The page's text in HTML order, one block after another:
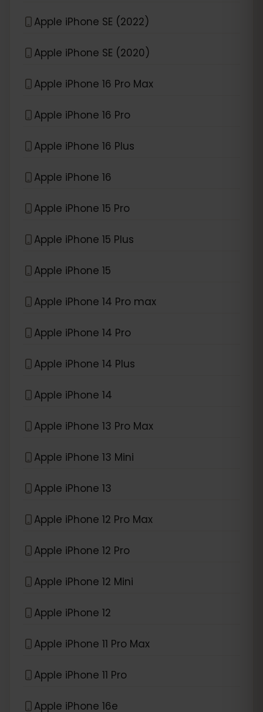
Apple iPhone SE (2022)
Apple iPhone SE (2020)
Apple iPhone 16 Pro Max
Apple iPhone 16 Pro
Apple iPhone 16 Plus
Apple iPhone 16
Apple iPhone 15 Pro
Apple iPhone 15 Plus
Apple iPhone 15
Apple iPhone 14 Pro max
Apple iPhone 14 Pro
Apple iPhone 14 Plus
Apple iPhone 14
Apple iPhone 13 Pro Max
Apple iPhone 13 Mini
Apple iPhone 13
Apple iPhone 12 Pro Max
Apple iPhone 12 Pro
Apple iPhone 12 Mini
Apple iPhone 12
Apple iPhone 11 Pro Max
Apple iPhone 11 Pro
Apple iPhone 16e